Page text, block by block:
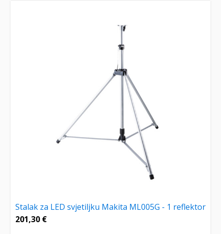
Stalak za LED svjetiljku Makita ML005G - 1 reflektor
201,30 €